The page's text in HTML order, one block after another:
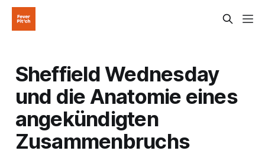
Sheffield Wednesday
und die Anatomie eines
angekündigten
Zusammenbruchs